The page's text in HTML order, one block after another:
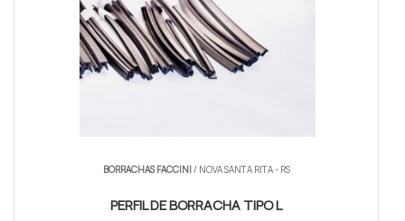
BORRACHAS FACCINI/ NOVA SANTA RITA - RS
PERFIL DE BORRACHA TIPO L